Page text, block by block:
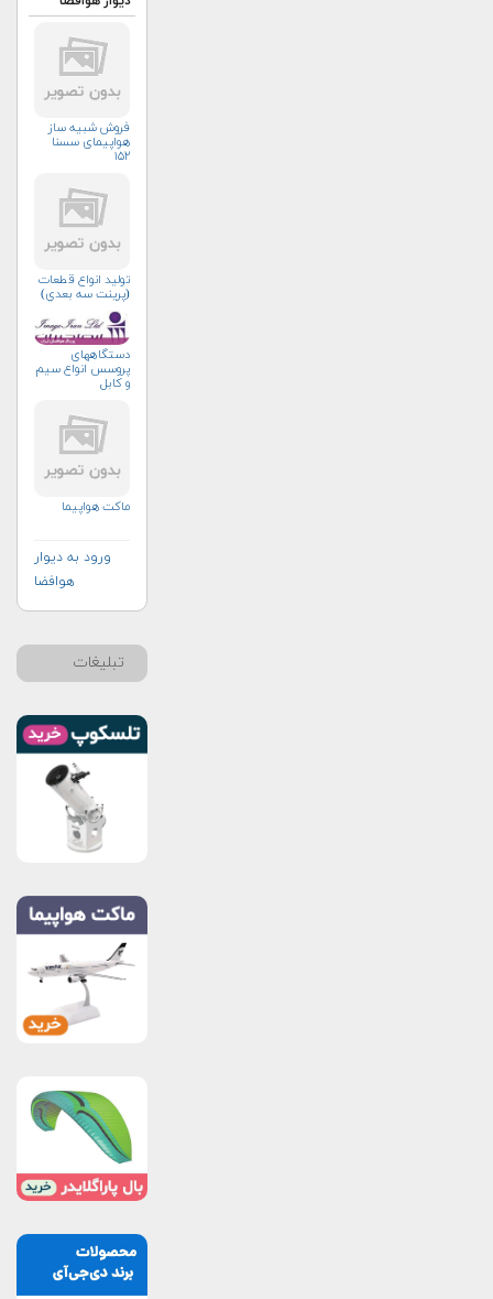
فروش شبیه ساز
هواپیمای سسنا
۱۵۲
توليد انواع قطعات
(پرينت سه بعدي)
دستگاههای
پروسس انواع سیم
و کابل
ماکت هواپیما
ورود به دیوار
هوافضا
تبلیغات